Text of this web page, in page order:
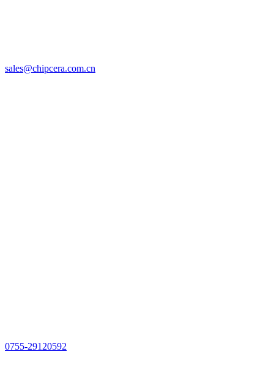
sales@chipcera.com.cn
0755-29120592